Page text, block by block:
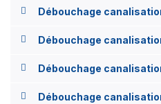
Débouchage
Débouchage
Débouchage
Débouchage